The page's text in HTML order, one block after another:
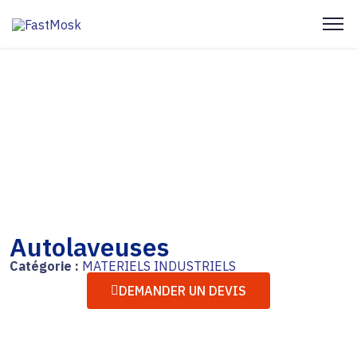
Autolaveuses
Catégorie : MATERIELS INDUSTRIELS
DEMANDER UN DEVIS